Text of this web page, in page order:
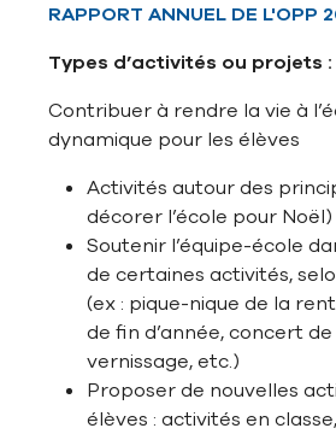
RAPPORT ANNUEL DE L'OPP
Types d’activités ou projets :
Contribuer à rendre la vie à
dynamique pour les élèves
Activités autour des
décorer l’école pour Noël)
Soutenir l’équipe-école
de certaines activités,
(ex : pique-nique de la
de fin d’année, concert de
vernissage, etc.)
Proposer de nouvelles
élèves : activités en